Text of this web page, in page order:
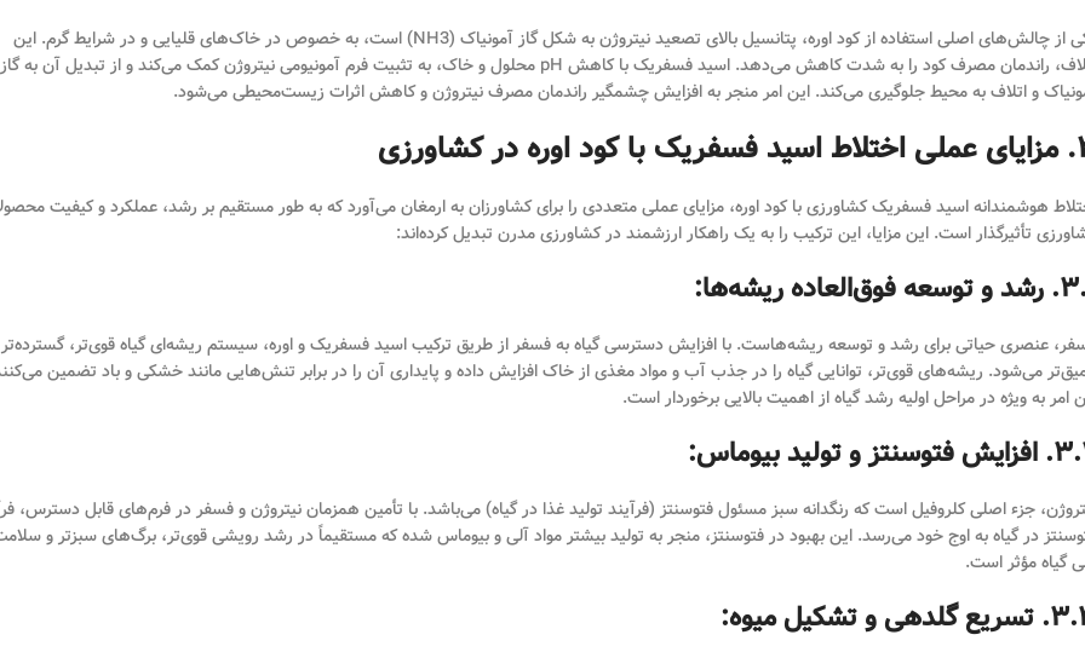
یکی از چالش‌های اصلی استفاده از کود اوره، پتانسیل بالای تصعید نیتروژن به شکل گاز آمونیاک (NH3) است، به خصوص در خاک‌های قلیایی و در شرایط گرم. این
اتلاف، راندمان مصرف کود را به شدت کاهش می‌دهد. اسید فسفریک با کاهش pH محلول و خاک، به تثبیت فرم آمونیومی نیتروژن کمک می‌کند و از تبدیل آن به گاز
و اتلاف به محیط جلوگیری می‌کند. این امر منجر به افزایش چشمگیر راندمان مصرف نیتروژن و کاهش اثرات زیست‌محیطی می‌شود.
در کشاورزی
هوشمندانه اسید فسفریک کشاورزی با کود اوره، مزایای عملی متعددی را برای کشاورزان به ارمغان می‌آورد که به طور مستقیم بر رشد، عملکرد و کیفیت
تأثیرگذار است. این مزایا، این ترکیب را به یک راهکار ارزشمند در کشاورزی مدرن تبدیل کرده‌اند:
ریشه‌ها:
عنصری حیاتی برای رشد و توسعه ریشه‌هاست. با افزایش دسترسی گیاه به فسفر از طریق ترکیب اسید فسفریک و اوره، سیستم ریشه‌ای گیاه قوی‌تر،
می‌شود. ریشه‌های قوی‌تر، توانایی گیاه را در جذب آب و مواد مغذی از خاک افزایش داده و پایداری آن را در برابر تنش‌هایی مانند خشکی و باد تضمین
امر به ویژه در مراحل اولیه رشد گیاه از اهمیت بالایی برخوردار است.
و تولید بیوماس:
جزء اصلی کلروفیل است که رنگدانه سبز مسئول فتوسنتز (فرآیند تولید غذا در گیاه) می‌باشد. با تأمین همزمان نیتروژن و فسفر در فرم‌های قابل دسترس،
در گیاه به اوج خود می‌رسد. این بهبود در فتوسنتز، منجر به تولید بیشتر مواد آلی و بیوماس شده که مستقیماً در رشد رویشی قوی‌تر، برگ‌های سبزتر و
گیاه مؤثر است.
و تشکیل میوه: